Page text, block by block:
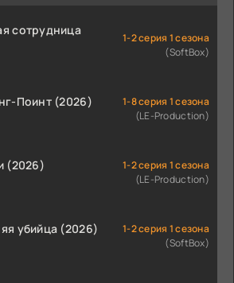
сотрудница
1-2 серия 1 сезона
(SoftBox)
Поинт (2026)
1-8 серия 1 сезона
(LE-Production)
(2026)
1-2 серия 1 сезона
(LE-Production)
убийца (2026)
1-2 серия 1 сезона
(SoftBox)